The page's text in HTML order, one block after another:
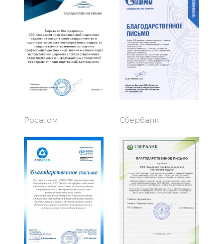
Росатом Сбербанк